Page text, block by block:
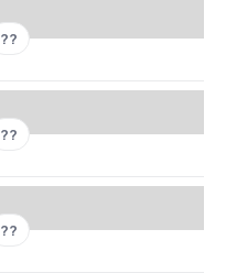
??
??
??